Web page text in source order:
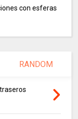
con esferas
RANDOM